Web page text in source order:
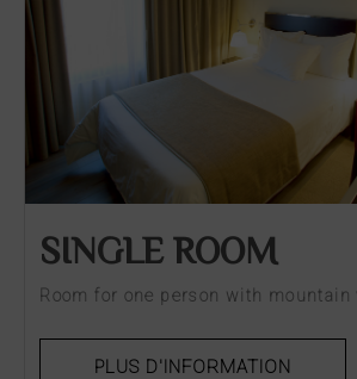
SINGLE ROOM
Room for one person with mountain
PLUS D'INFORMATION